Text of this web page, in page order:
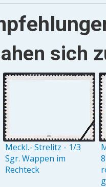
sich
Meckl.- Strelitz - 1/3
Sgr. Wappen im
Rechteck